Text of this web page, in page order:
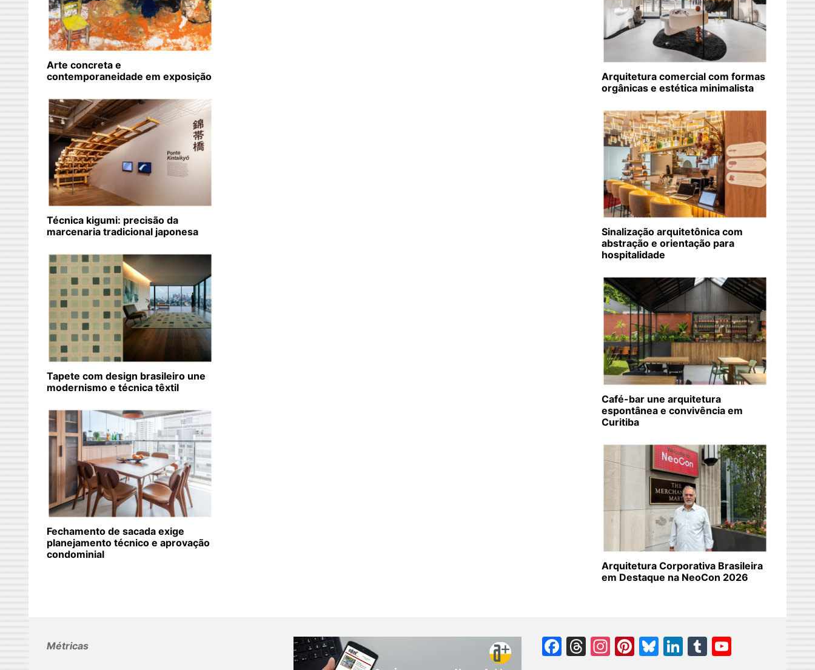
Arte concreta e
contemporaneidade em exposição
Técnica kigumi: precisão da
marcenaria tradicional japonesa
Tapete com design brasileiro une
modernismo e técnica têxtil
Fechamento de sacada exige
planejamento técnico e aprovação
condominial
Arquitetura comercial com formas
orgânicas e estética minimalista
Sinalização arquitetônica com
abstração e orientação para
hospitalidade
Café-bar une arquitetura
espontânea e convivência em
Curitiba
Arquitetura Corporativa Brasileira
em Destaque na NeoCon 2026
Métricas Facebook
Threads
Instagram
Pinterest
Bluesky
LinkedIn
Tumblr